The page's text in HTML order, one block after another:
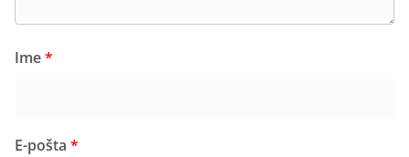
Ime*
E-pošta *